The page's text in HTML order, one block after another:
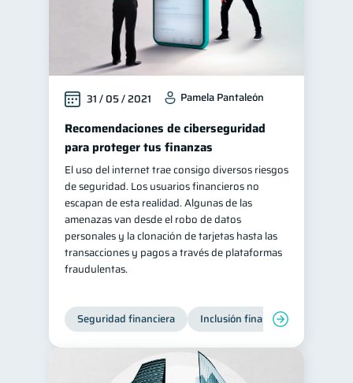
31 / 05 / 2021 Pamela Pantaleón
Recomendaciones de ciberseguridad
para proteger tus finanzas
El uso del internet trae consigo diversos riesgos
de seguridad. Los usuarios financieros no
escapan de esta realidad. Algunas de las
amenazas van desde el robo de datos
personales y la clonación de tarjetas hasta las
transacciones y pagos a través de plataformas
fraudulentas.
Seguridad financiera Inclusión financiera